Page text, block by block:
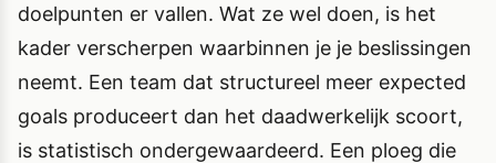
doelpunten er vallen. Wat ze wel doen, is het
kader verscherpen waarbinnen je je beslissingen
neemt. Een team dat structureel meer expected
goals produceert dan het daadwerkelijk scoort,
is statistisch ondergewaardeerd. Een ploeg die